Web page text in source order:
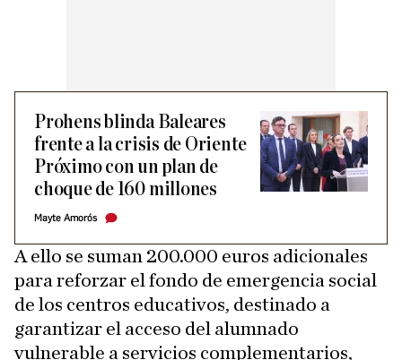
Prohens blinda Baleares
frente a la crisis de Oriente
Próximo con un plan de
choque de 160 millones
Mayte Amorós
A ello se suman 200.000 euros adicionales
para reforzar el fondo de emergencia social
de los centros educativos, destinado a
garantizar el acceso del alumnado
vulnerable a servicios complementarios,